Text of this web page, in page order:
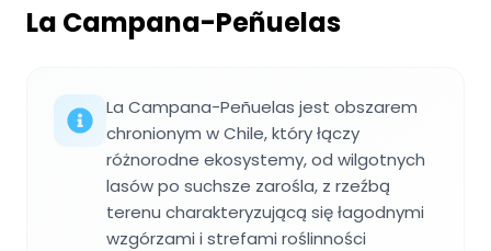
La Campana-Peñuelas
La Campana-Peñuelas jest obszarem
chronionym w Chile, który łączy
różnorodne ekosystemy, od wilgotnych
lasów po suchsze zarośla, z rzeźbą
terenu charakteryzującą się łagodnymi
wzgórzami i strefami roślinności